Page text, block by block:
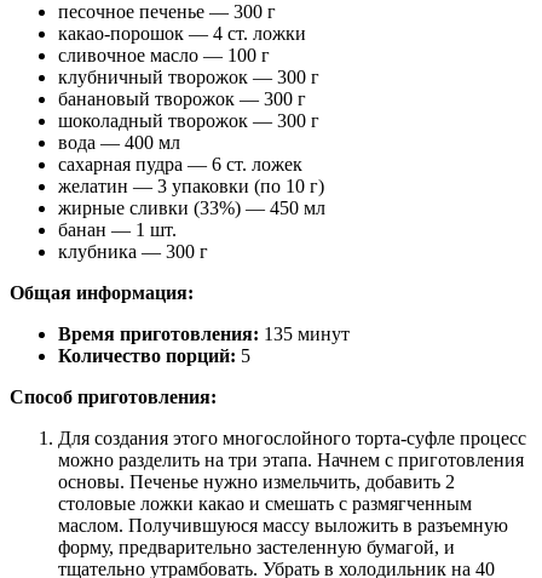
песочное печенье — 300 г
какао-порошок — 4 ст. ложки
сливочное масло — 100 г
клубничный творожок — 300 г
банановый творожок — 300 г
шоколадный творожок — 300 г
вода — 400 мл
сахарная пудра — 6 ст. ложек
желатин — 3 упаковки (по 10 г)
жирные сливки (33%) — 450 мл
банан — 1 шт.
клубника — 300 г
Общая информация:
Время приготовления: 135 минут
Количество порций: 5
Способ приготовления:
Для создания этого многослойного торта-суфле процесс
можно разделить на три этапа. Начнем с приготовления
основы. Печенье нужно измельчить, добавить 2
столовые ложки какао и смешать с размягченным
маслом. Получившуюся массу выложить в разъемную
форму, предварительно застеленную бумагой, и
тщательно утрамбовать. Убрать в холодильник на 40